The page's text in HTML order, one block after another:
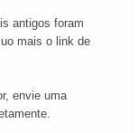
antigos foram
mais o link de
envie uma